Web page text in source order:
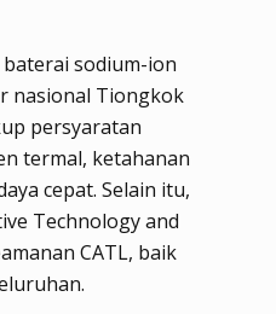
sodium-ion
nasional Tiongkok
persyaratan
termal, ketahanan
cepat. Selain itu,
Technology and
CATL, baik